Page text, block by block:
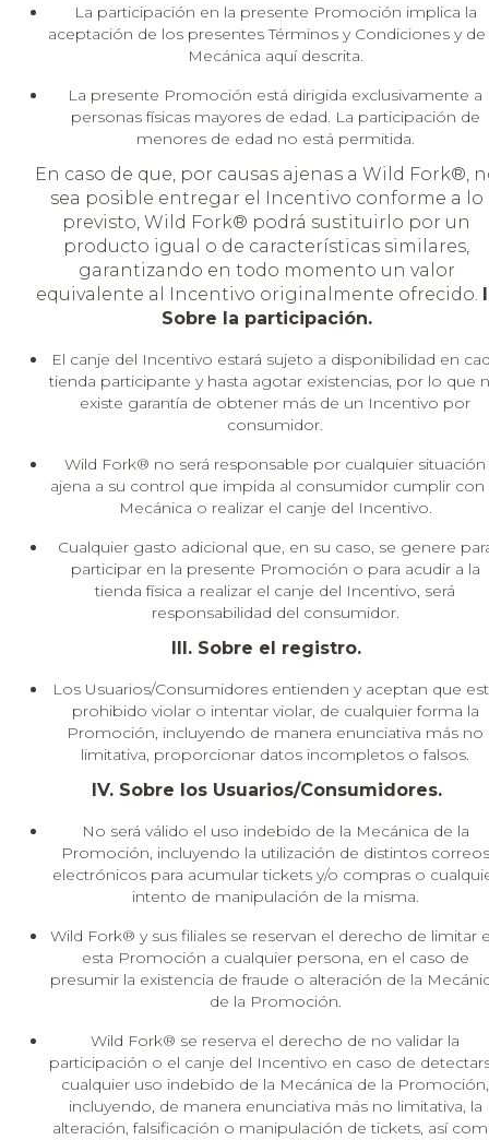
La participación en la presente Promoción implica la
aceptación de los presentes Términos y Condiciones y de
Mecánica aquí descrita.
La presente Promoción está dirigida exclusivamente a
personas físicas mayores de edad. La participación de
menores de edad no está permitida.
En caso de que, por causas ajenas a Wild Fork®,
sea posible entregar el Incentivo conforme a lo
previsto, Wild Fork® podrá sustituirlo por un
producto igual o de características similares,
garantizando en todo momento un valor
equivalente al Incentivo originalmente ofrecido.
Sobre la participación.
El canje del Incentivo estará sujeto a disponibilidad en
tienda participante y hasta agotar existencias, por lo que
existe garantía de obtener más de un Incentivo por
consumidor.
Wild Fork® no será responsable por cualquier situación
ajena a su control que impida al consumidor cumplir con
Mecánica o realizar el canje del Incentivo.
Cualquier gasto adicional que, en su caso, se genere
participar en la presente Promoción o para acudir a la
tienda física a realizar el canje del Incentivo, será
responsabilidad del consumidor.
III. Sobre el registro.
Los Usuarios/Consumidores entienden y aceptan que
prohibido violar o intentar violar, de cualquier forma la
Promoción, incluyendo de manera enunciativa más no
limitativa, proporcionar datos incompletos o falsos.
IV. Sobre los Usuarios/Consumidores.
No será válido el uso indebido de la Mecánica de la
Promoción, incluyendo la utilización de distintos correos
electrónicos para acumular tickets y/o compras o
intento de manipulación de la misma.
Wild Fork® y sus filiales se reservan el derecho de limitar
esta Promoción a cualquier persona, en el caso de
presumir la existencia de fraude o alteración de la
de la Promoción.
Wild Fork® se reserva el derecho de no validar la
participación o el canje del Incentivo en caso de
cualquier uso indebido de la Mecánica de la Promoción,
incluyendo, de manera enunciativa más no limitativa, la
alteración, falsificación o manipulación de tickets, así